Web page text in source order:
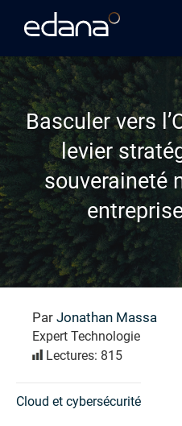
Basculer vers
levier
souveraineté
Par Jonathan Massa
Expert Technologie
Lectures: 815
Cloud et cybersécurité